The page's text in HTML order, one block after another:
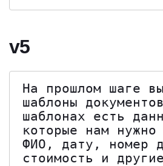
v5
На прошлом шаге
шаблоны
шаблонах есть
которые нам нужно
ФИО, дату, номер
стоимость и